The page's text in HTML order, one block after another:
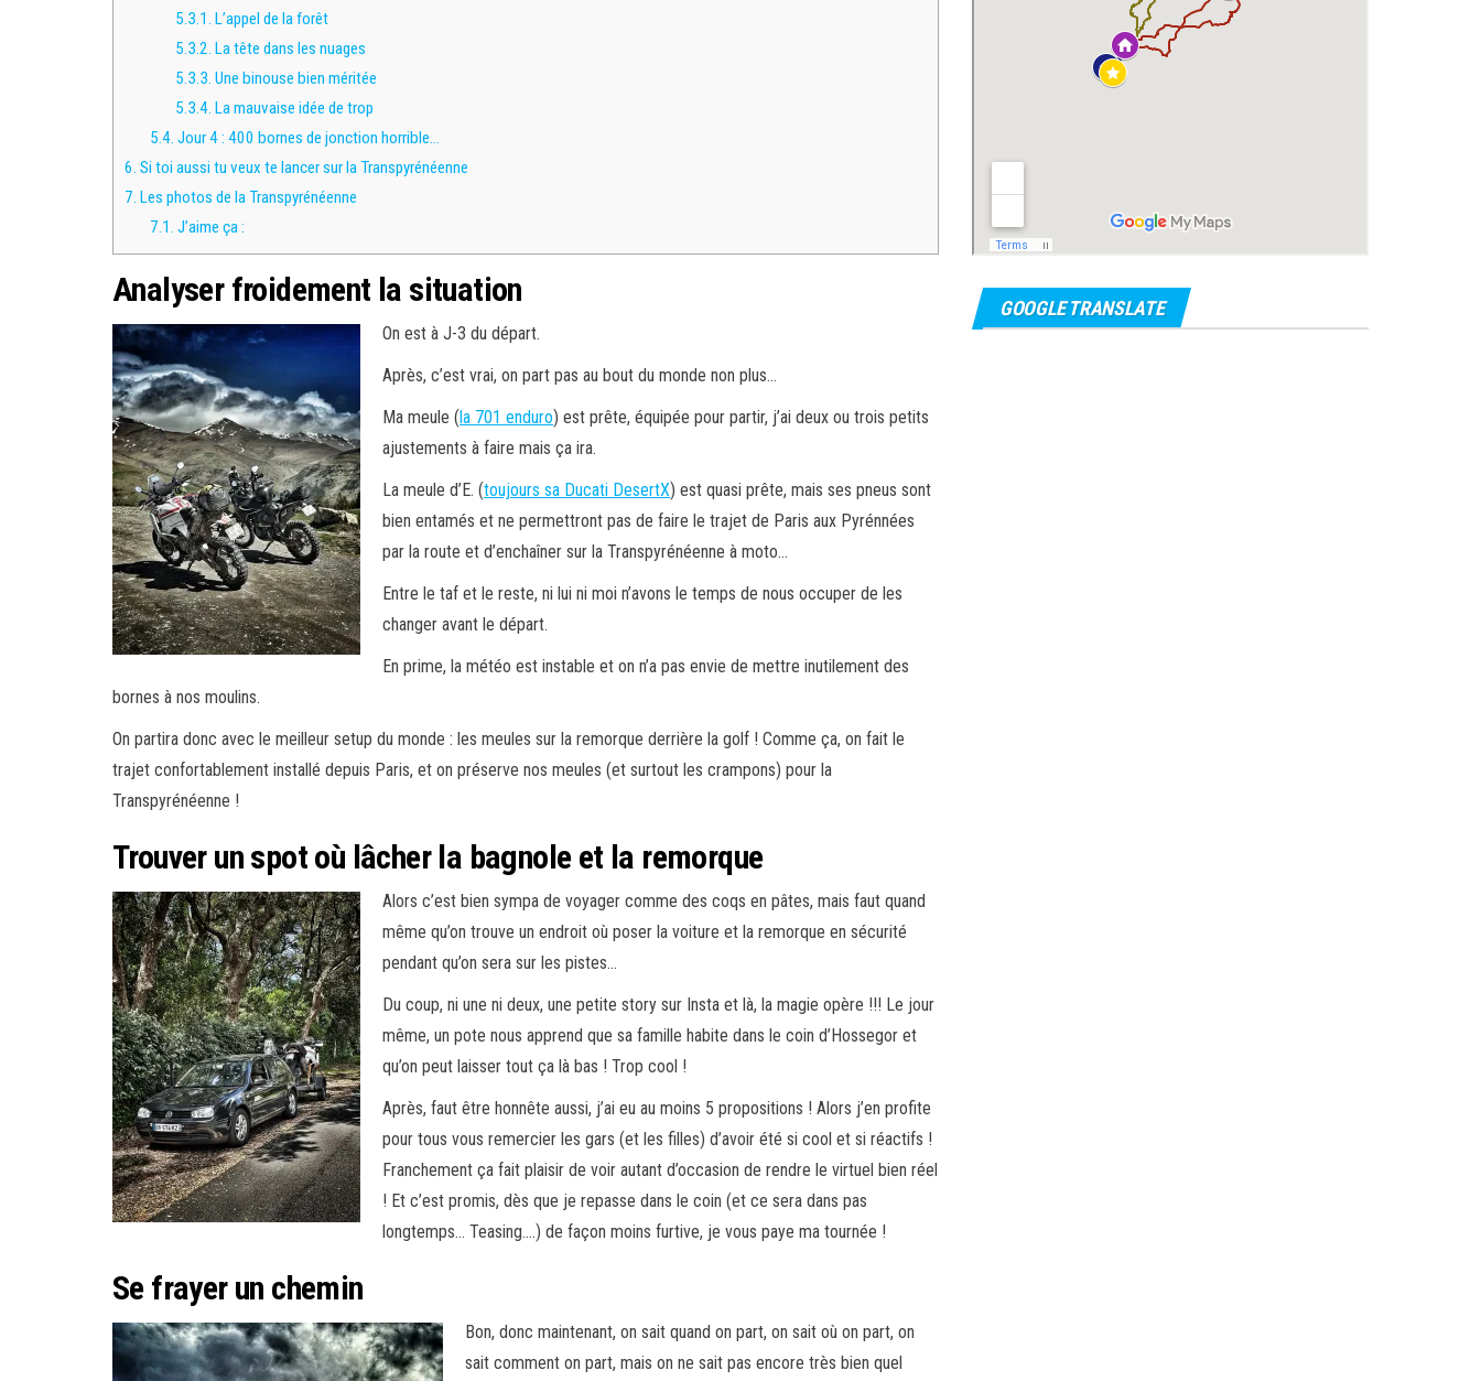
5.3.1. L’appel de la forêt
5.3.2. La tête dans les nuages
5.3.3. Une binouse bien méritée
5.3.4. La mauvaise idée de trop
5.4. Jour 4 : 400 bornes de jonction horrible…
6. Si toi aussi tu veux te lancer sur la Transpyrénéenne
7. Les photos de la Transpyrénéenne
7.1. J’aime ça :
Analyser froidement la situation
On est à J-3 du départ.
Après, c’est vrai, on part pas au bout du monde non plus…
Ma meule (la 701 enduro) est prête, équipée pour partir, j’ai deux ou trois petits
ajustements à faire mais ça ira.
La meule d’E. (toujours sa Ducati DesertX) est quasi prête, mais ses pneus sont
bien entamés et ne permettront pas de faire le trajet de Paris aux Pyrénnées
par la route et d’enchaîner sur la Transpyrénéenne à moto…
Entre le taf et le reste, ni lui ni moi n’avons le temps de nous occuper de les
changer avant le départ.
En prime, la météo est instable et on n’a pas envie de mettre inutilement des
bornes à nos moulins.
On partira donc avec le meilleur setup du monde : les meules sur la remorque derrière la golf ! Comme ça, on fait le
trajet confortablement installé depuis Paris, et on préserve nos meules (et surtout les crampons) pour la
Transpyrénéenne !
Trouver un spot où lâcher la bagnole et la remorque
Alors c’est bien sympa de voyager comme des coqs en pâtes, mais faut quand
même qu’on trouve un endroit où poser la voiture et la remorque en sécurité
pendant qu’on sera sur les pistes…
Du coup, ni une ni deux, une petite story sur Insta et là, la magie opère !!! Le jour
même, un pote nous apprend que sa famille habite dans le coin d’Hossegor et
qu’on peut laisser tout ça là bas ! Trop cool !
Après, faut être honnête aussi, j’ai eu au moins 5 propositions ! Alors j’en profite
pour tous vous remercier les gars (et les filles) d’avoir été si cool et si réactifs !
Franchement ça fait plaisir de voir autant d’occasion de rendre le virtuel bien réel
! Et c’est promis, dès que je repasse dans le coin (et ce sera dans pas
longtemps… Teasing….) de façon moins furtive, je vous paye ma tournée !
Se frayer un chemin
Bon, donc maintenant, on sait quand on part, on sait où on part, on
sait comment on part, mais on ne sait pas encore très bien quel
GOOGLE TRANSLATE